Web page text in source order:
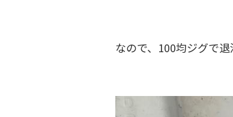
なので、100均ジグで退